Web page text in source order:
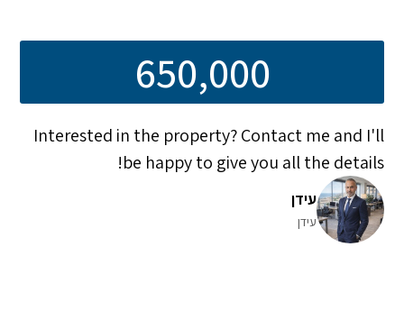
650,000
Interested in the property? Contact me and I'll
be happy to give you all the details!
עידן
עידן